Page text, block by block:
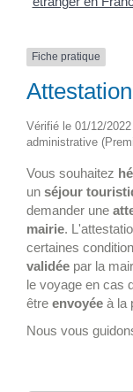
Fiche pratique
Vérifié le 01/12/
administrative
Vous souhaitez
un séjour
demander une
mairie.
certaines
validée par la
le voyage en cas
être envoyée à la
Nous vous